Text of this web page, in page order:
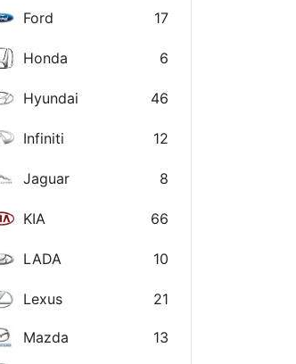
Ford 17
Honda 6
Hyundai 46
Infiniti 12
Jaguar 8
KIA 66
LADA 10
Lexus 21
Mazda 13